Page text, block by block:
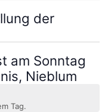
der
am Sonntag
Nieblum
Tag.